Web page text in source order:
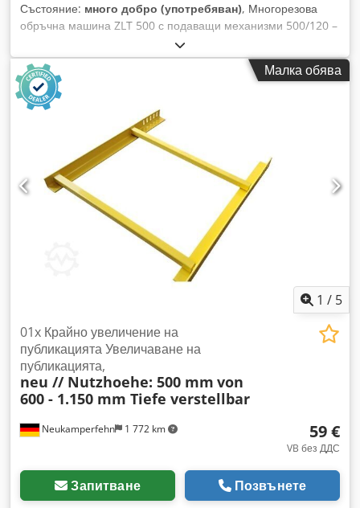
Състояние: много добро (употребяван), Многорезова
обръчна машина ZLT 500 с подаващи механизми 500/120 –
производство: Чехия – подвижен диск с възможност за
монтаж на няколко диска ТЕХНИЧЕСКИ ПАРАМЕТРИ:
ширина на рязане: 500 мм височина на рязане: 120 мм
мин. дължина на материала: 800 мм макс. диаметър на
диска: 450 мм един подвижен диск: втулка 70 мм дължина
на фиксираната втулка: 100 мм мощност на мотора: 45 kW
два горни притискащи вала, четири долни дърпащи вала
скоростта на подаване е плавно регулируема чрез честотен
инвертор ролка за поддържане на вала два реда обратни
зъбци максимална ширина на материала: 700 мм Dkodpfx
Amema Dkfe Sjr дължина на подаващите ролки: 3000 мм
ширина на ролката: 700 мм диаметър на ролката: 70 мм
изходна маса: 6200 мм ширина на веригата: 60 мм седем
притискащи ролки две долни дърпащи ролки транспортни
размери (д/ш/в): 700 / 245 / 180 см тегло: 3000 кг
Малка обява
1 / 5
Neukamperfehn 1 772 km
01x Крайно увеличение на
публикацията Увеличаване на
публикацията,
neu // Nutzhoehe: 500 mm von
600 - 1.150 mm Tiefe verstellbar
59 €
VB без ДДС
Запитване Позвънете